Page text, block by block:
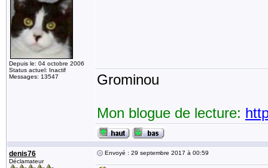
Depuis le: 04 octobre 2006
Status actuel: Inactif
Messages: 13547
Grominou
Mon blogue de lecture:
denis76
Déclamateur
Envoyé : 29 septembre 2017 à 00:59